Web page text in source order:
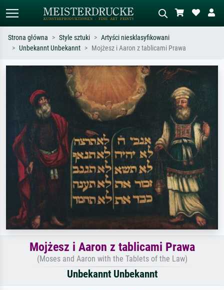
Szukaj wg artysty, tytułu lub stylu – np.
Monet, Gwiaździsta noc,
impresjonizm, fala Hokusaia, akt.
Opisz scenę – np. zielona łąka,
abstrakcja z czerwienią, ciemny olej,
stojący akt obok drzewa.
Strona główna Style sztuki
Artyści niesklasyfikowani
Unbekannt Unbekannt
Mojżesz i Aaron z tablicami Prawa
Mojżesz i Aaron z tablicami Prawa
(Moses and Aaron with the Tablets of the Law)
Unbekannt Unbekannt